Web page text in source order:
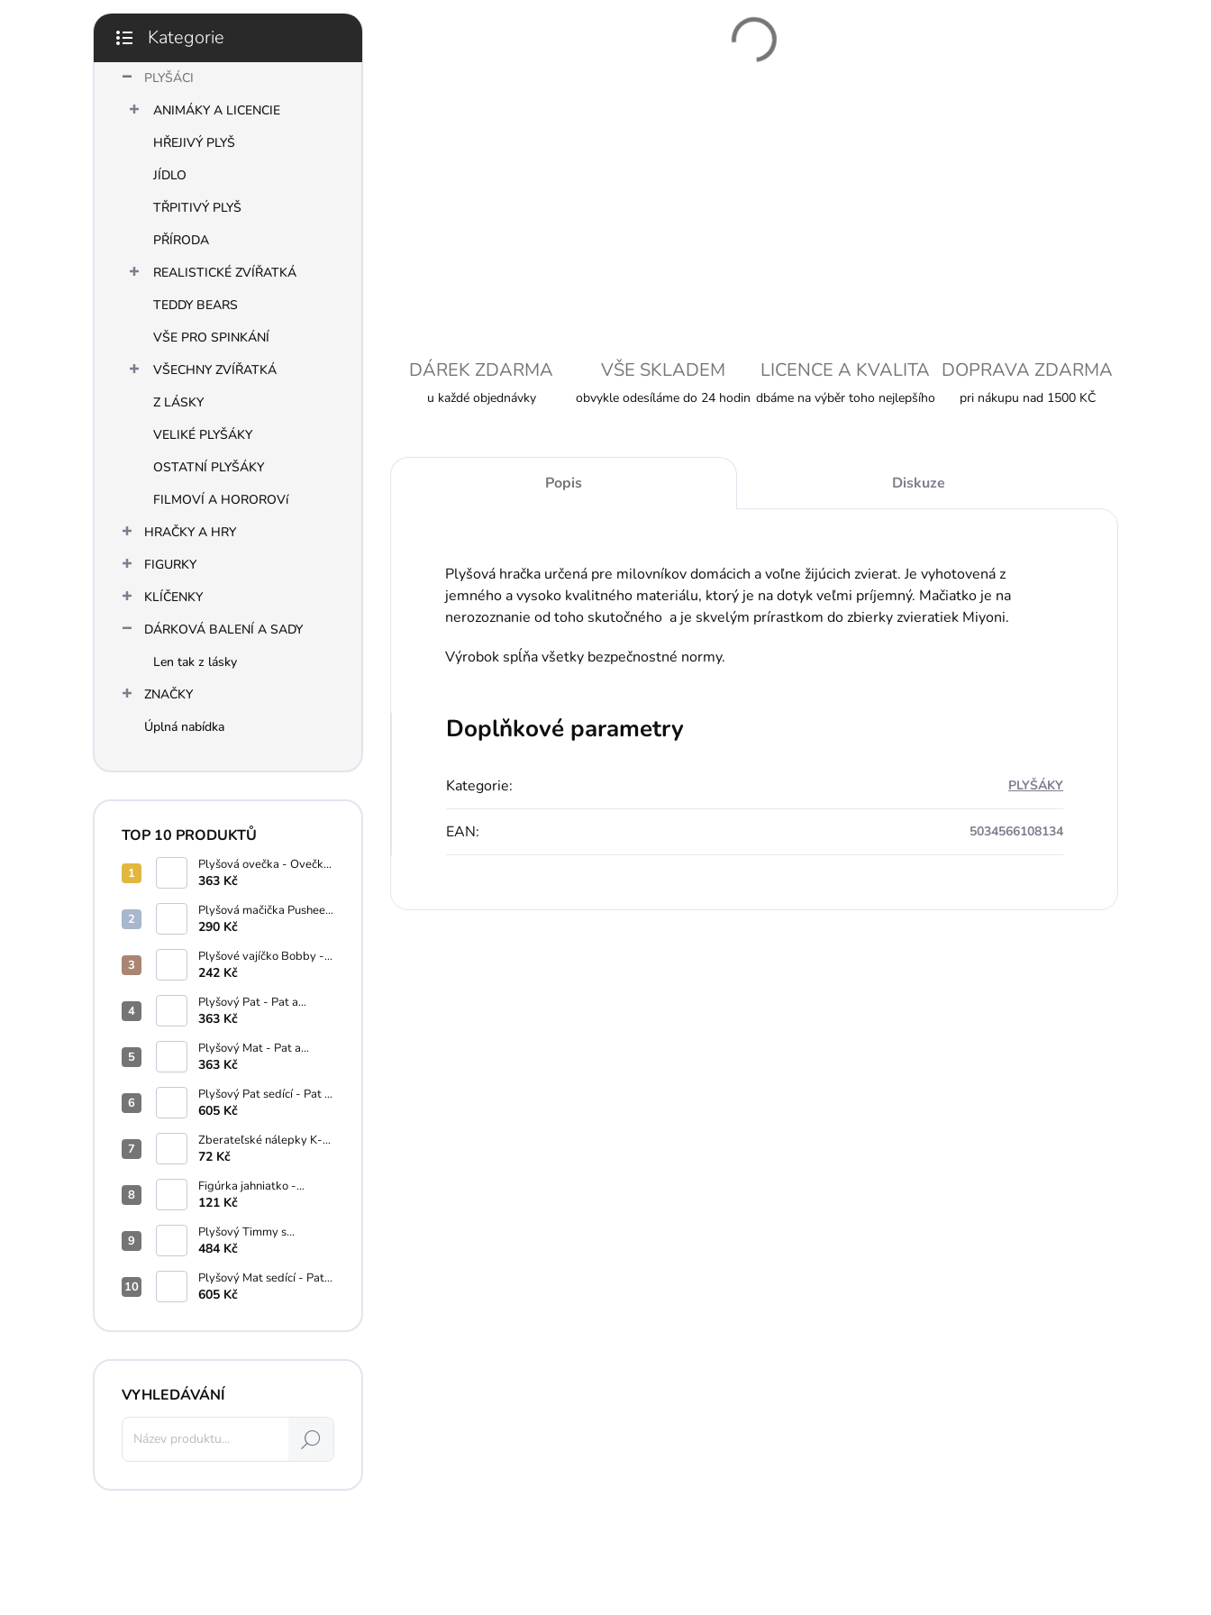
p
a
e
Přeskočit
kategorie
Kategorie
PLYŠÁCI
ANIMÁKY A LICENCIE
HŘEJIVÝ PLYŠ
JÍDLO
TŘPITIVÝ PLYŠ
PŘÍRODA
REALISTICKÉ ZVÍŘATKÁ
TEDDY BEARS
VŠE PRO SPINKÁNÍ
VŠECHNY ZVÍŘATKÁ
Z LÁSKY
VELIKÉ PLYŠÁKY
OSTATNÍ PLYŠÁKY
FILMOVÍ A HOROROVí
HRAČKY A HRY
FIGURKY
KLÍČENKY
DÁRKOVÁ BALENÍ A SADY
Len tak z lásky
ZNAČKY
Úplná nabídka
TOP 10 PRODUKTŮ
Plyšová ovečka - Ovečka
Shaun 28 cm
363 Kč
Plyšová mačička Pusheen
s donutom - Pusheen - 10
290 Kč
Plyšové vajíčko Bobby -
Palm Pals - 13 cm
242 Kč
Plyšový Pat - Pat a
Mat...A je to! (18 cm)
363 Kč
Plyšový Mat - Pat a
Mat...A je to! - 18 cm
363 Kč
Plyšový Pat sedící - Pat a
Mat - 35 cm
605 Kč
Zberateľské nálepky K-
Pop Demon Hunters
72 Kč
Figúrka jahniatko -
Schleich - 5 cm
121 Kč
Plyšový Timmy s
macíkom - Ovečka Shaun
484 Kč
Plyšový Mat sedící - Pat a
Mat - 35 cm
605 Kč
VYHLEDÁVÁNÍ
Hledat
DÁREK ZDARMA
u každé objednávky
VŠE SKLADEM
obvykle odesíláme do 24 hodin
LICENCE A KVALITA
dbáme na výběr toho nejlepšího
DOPRAVA ZDARMA
pri nákupu nad 1500 KČ
Popis Diskuze
Plyšová hračka určená pre milovníkov domácich a voľne žijúcich zvierat. Je vyhotovená z
jemného a vysoko kvalitného materiálu, ktorý je na dotyk veľmi príjemný. Mačiatko je na
nerozoznanie od toho skutočného a je skvelým prírastkom do zbierky zvieratiek Miyoni.
Výrobok spĺňa všetky bezpečnostné normy.
Doplňkové parametry
Kategorie: PLYŠÁKY
EAN: 5034566108134